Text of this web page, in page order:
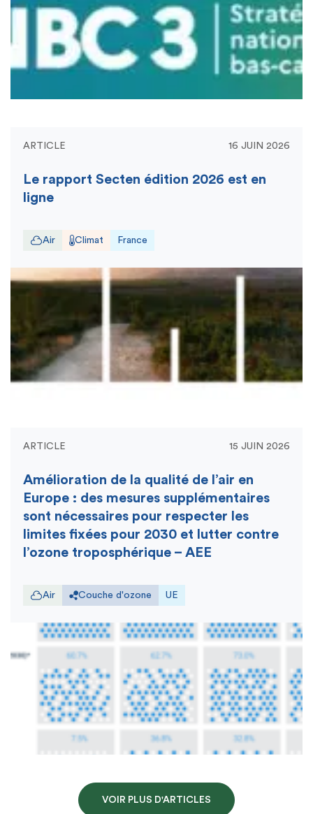
ARTICLE 16 JUIN 2026
Le rapport Secten édition 2026 est en
ligne
Air Climat France
ARTICLE 15 JUIN 2026
Amélioration de la qualité de l’air en
Europe : des mesures supplémentaires
sont nécessaires pour respecter les
limites fixées pour 2030 et lutter contre
l’ozone troposphérique – AEE
Air Couche d'ozone UE
VOIR PLUS D'ARTICLES